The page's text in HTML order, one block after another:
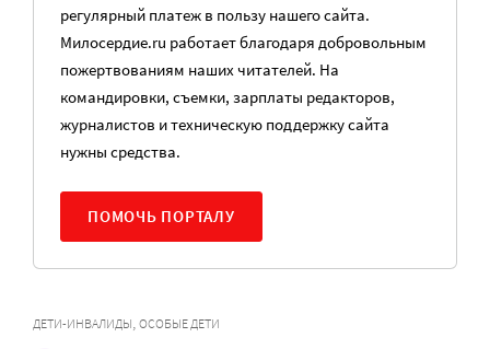
регулярный платеж в пользу нашего сайта.
Милосердие.ru работает благодаря добровольным
пожертвованиям наших читателей. На
командировки, съемки, зарплаты редакторов,
журналистов и техническую поддержку сайта
нужны средства.
ПОМОЧЬ ПОРТАЛУ
ДЕТИ-ИНВАЛИДЫ, ОСОБЫЕ ДЕТИ